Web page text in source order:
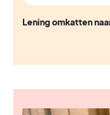
Lening omkatten